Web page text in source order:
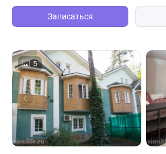
Записаться
5